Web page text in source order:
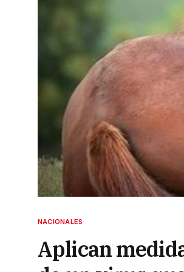
NACIONALES
Aplican